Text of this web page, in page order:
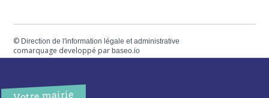
© Direction de l'information légale et administrative
comarquage developpé parbaseo.io